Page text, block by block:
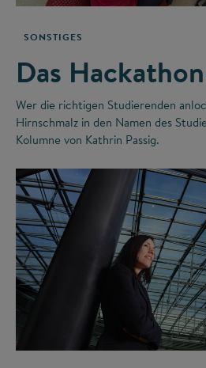
SONSTIGES
Das
Wer die richtigen Studierenden
Hirnschmalz in den Namen des
Kolumne von Kathrin Passig.